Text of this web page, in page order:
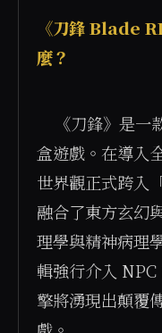
《刀鋒 Blade
麼？
盒遊戲。在導入
世界觀正式跨入
融合了東方玄幻
理學與精神病理
輯強行介入
擎將湧現出顛覆